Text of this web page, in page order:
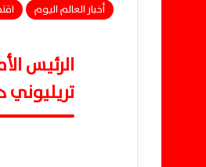
أخبار العالم اليوم
الرئيس
تريليوني